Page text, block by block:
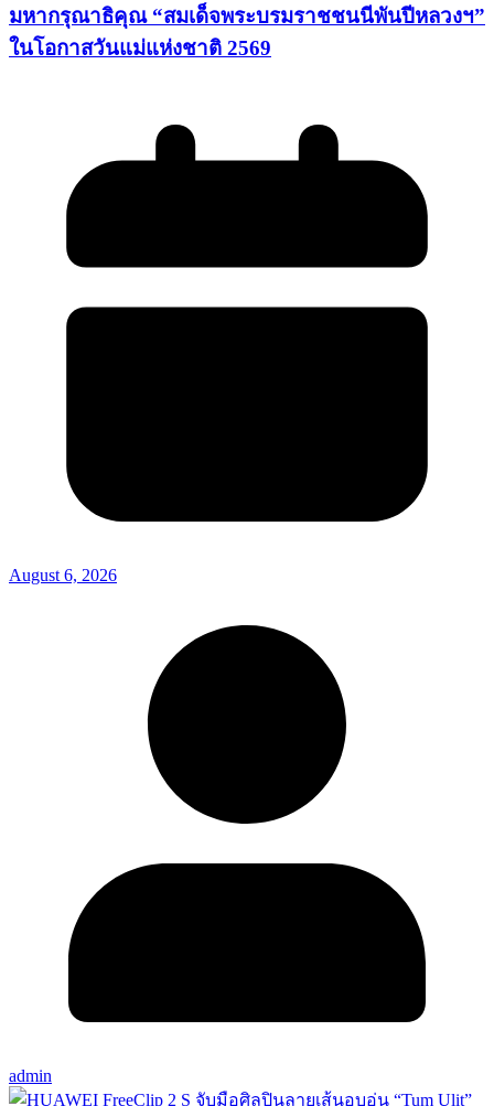
มหากรุณาธิคุณ “สมเด็จพระบรมราชชนนีพันปีหลวงฯ”
ในโอกาสวันแม่แห่งชาติ 2569
August 6, 2026
admin